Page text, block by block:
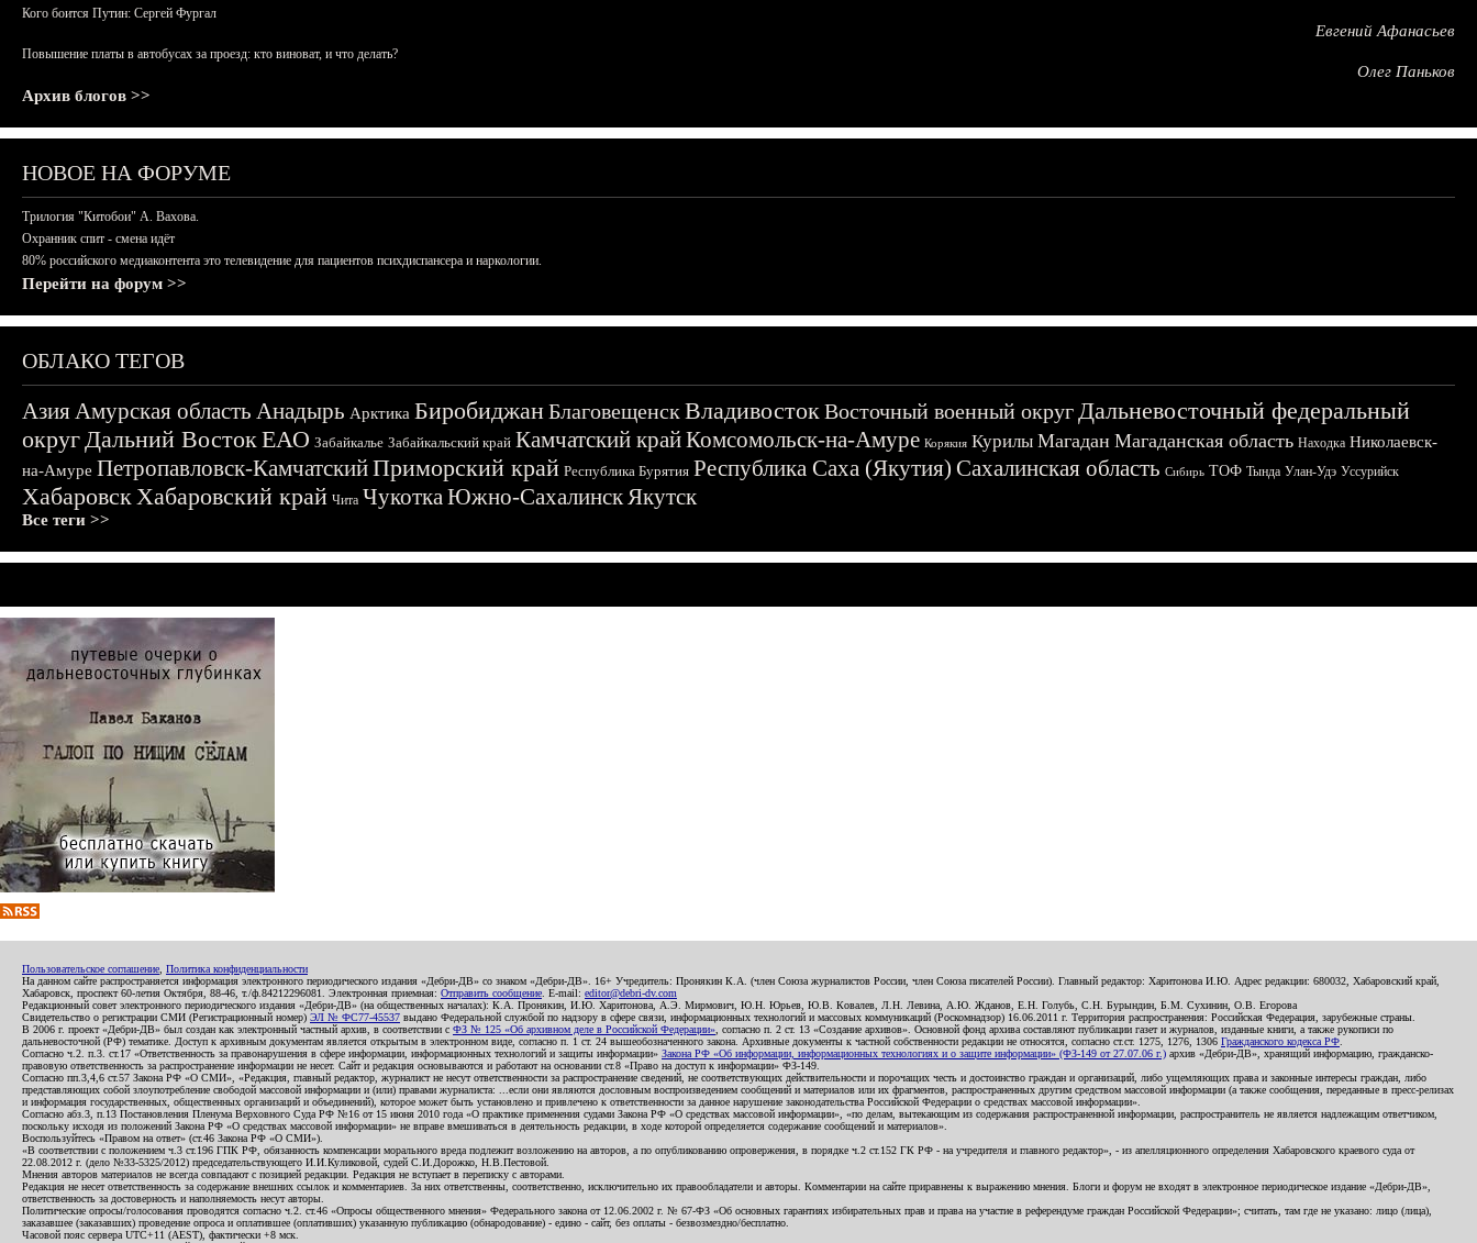
Кого боится Путин: Сергей Фургал
Евгений Афанасьев
Повышение платы в автобусах за проезд: кто виноват, и что делать?
Олег Паньков
Архив блогов >>
НОВОЕ НА ФОРУМЕ
Трилогия "Китобои" А. Вахова.
Охранник спит - смена идёт
80% российского медиаконтента это телевидение для пациентов психдиспансера и наркологии.
Перейти на форум >>
ОБЛАКО ТЕГОВ
АзияАмурская область Анадырь Арктика БиробиджанБлаговещенскВладивостокВосточный военный округДальневосточный федеральный
округДальний ВостокЕАО Забайкалье Забайкальский край Камчатский крайКомсомольск-на-Амуре Корякия Курилы Магадан Магаданская область Находка Николаевск-
на-Амуре Петропавловск-КамчатскийПриморский край Республика Бурятия Республика Саха (Якутия) Сахалинская область Сибирь ТОФ Тында Улан-Удэ Уссурийск
ХабаровскХабаровский край Чита ЧукоткаЮжно-СахалинскЯкутск
Все теги >>
Пользовательское соглашение Политика конфиденциальности
На данном сайте распространяется информация электронного периодического издания «Дебри-ДВ» со знаком «Дебри-ДВ». 16+ Учредитель: Пронякин К.А. (член Союза журналистов России, член Союза писателей России). Главный редактор: Харитонова И.Ю. Адрес редакции: 680032, Хабаровский край,
Хабаровск, проспект 60-летия Октября, 88-46, т./ф.84212296081. Электронная приемная: Отправить сообщение . E-mail: editor@debri-dv.com
Редакционный совет электронного периодического издания «Дебри-ДВ» (на общественных началах): К.А. Пронякин, И.Ю. Харитонова, А.Э. Мирмович, Ю.Н. Юрьев, Ю.В. Ковалев, Л.Н. Левина, А.Ю. Жданов, Е.Н. Голубь, С.Н. Бурындин, Б.М. Сухинин, О.В. Егорова
Свидетельство о регистрации СМИ (Регистрационный номер) ЭЛ № ФС77-45537 выдано Федеральной службой по надзору в сфере связи, информационных технологий и массовых коммуникаций (Роскомнадзор) 16.06.2011 г. Территория распространения: Российская Федерация, зарубежные страны.
В 2006 г. проект «Дебри-ДВ» был создан как электронный частный архив, в соответствии с ФЗ № 125 «Об архивном деле в Российской Федерации» , согласно п. 2 ст. 13 «Создание архивов». Основной фонд архива составляют публикации газет и журналов, изданные книги, а также рукописи по
дальневосточной (РФ) тематике. Доступ к архивным документам является открытым в электронном виде, согласно п. 1 ст. 24 вышеобозначенного закона. Архивные документы к частной собственности редакции не относятся, согласно ст.ст. 1275, 1276, 1306 Гражданского кодекса РФ
Согласно ч.2. п.3. ст.17 «Ответственность за правонарушения в сфере информации, информационных технологий и защиты информации» Закона РФ «Об информации, информационных технологиях и о защите информации» (ФЗ-149 от 27.07.06 г.) архив «Дебри-ДВ», хранящий информацию, гражданско-
правовую ответственность за распространение информации не несет. Сайт и редакция основываются и работают на основании ст.8 «Право на доступ к информации» ФЗ-149.
Согласно пп.3,4,6 ст.57 Закона РФ «О СМИ», «Редакция, главный редактор, журналист не несут ответственности за распространение сведений, не соответствующих действительности и порочащих честь и достоинство граждан и организаций, либо ущемляющих права и законные интересы граждан, либо
представляющих собой злоупотребление свободой массовой информации и (или) правами журналиста: ...если они являются дословным воспроизведением сообщений и материалов или их фрагментов, распространенных другим средством массовой информации (а также сообщения, переданные в пресс-релизах
и информация государственных, общественных организаций и объединений), которое может быть установлено и привлечено к ответственности за данное нарушение законодательства Российской Федерации о средствах массовой информации».
Согласно абз.3, п.13 Постановления Пленума Верховного Суда РФ №16 от 15 июня 2010 года «О практике применения судами Закона РФ «О средствах массовой информации», «по делам, вытекающим из содержания распространенной информации, распространитель не является надлежащим ответчиком,
поскольку исходя из положений Закона РФ «О средствах массовой информации» не вправе вмешиваться в деятельность редакции, в ходе которой определяется содержание сообщений и материалов».
Воспользуйтесь «Правом на ответ» (ст.46 Закона РФ «О СМИ»).
«В соответствии с положением ч.3 ст.196 ГПК РФ, обязанность компенсации морального вреда подлежит возложению на авторов, а по опубликованию опровержения, в порядке ч.2 ст.152 ГК РФ - на учредителя и главного редактор», - из апелляционного определения Хабаровского краевого суда от
22.08.2012 г. (дело №33-5325/2012) председательствующего И.И.Куликовой, судей С.И.Дорожко, Н.В.Пестовой.
Мнения авторов материалов не всегда совпадают с позицией редакции. Редакция не вступает в переписку с авторами.
Редакция не несет ответственность за содержание внешних ссылок и комментариев. За них ответственны, соответственно, исключительно их правообладатели и авторы. Комментарии на сайте приравнены к выражению мнения. Блоги и форум не входят в электронное периодическое издание «Дебри-ДВ»,
ответственность за достоверность и наполняемость несут авторы.
Политические опросы/голосования проводятся согласно ч.2. ст.46 «Опросы общественного мнения» Федерального закона от 12.06.2002 г. № 67-ФЗ «Об основных гарантиях избирательных прав и права на участие в референдуме граждан Российской Федерации»; считать, там где не указано: лицо (лица),
заказавшее (заказавших) проведение опроса и оплатившее (оплативших) указанную публикацию (обнародование) - едино - сайт, без оплаты - безвозмездно/бесплатно.
Часовой пояс сервера UTC+11 (AEST), фактически +8 мск.